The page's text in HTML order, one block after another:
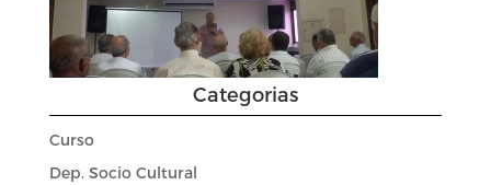
Categorias
Curso
Dep. Socio Cultural